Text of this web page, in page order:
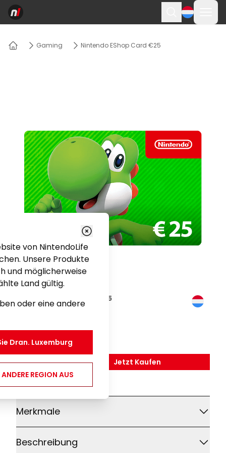
Suchen
Gaming Nintendo EShop Card €25
Nintendo eShop Card €25
25,00 €
Jetzt Kaufen
,Nintendo EShop Card
Weitere Details
Merkmale
Beschreibung
von NintendoLife
Unsere Produkte
und möglicherweise
Land gültig.
oder eine andere
Dran. Luxemburg
REGION AUS